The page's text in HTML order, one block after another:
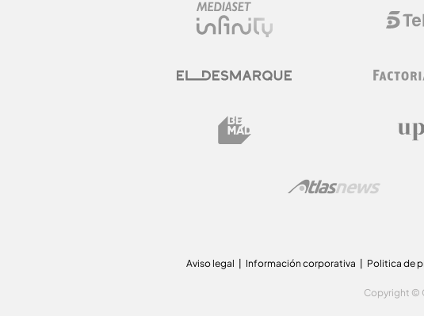
Aviso legal Información corporativa Politica de
Copyright ©